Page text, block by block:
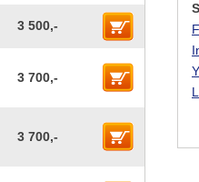
3 500,-
3 700,-
3 700,-